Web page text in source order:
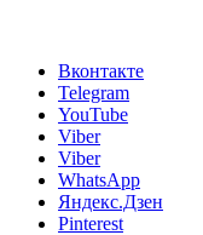
Вконтакте
Telegram
YouTube
Viber
Viber
WhatsApp
Яндекс.Дзен
Pinterest